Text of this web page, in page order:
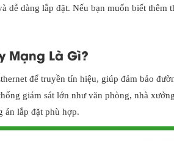
dễ dàng lắp đặt. Nếu bạn muốn biết thêm
Mạng Là Gì?
để truyền tín hiệu, giúp đảm bảo
giám sát lớn như văn phòng, nhà
án lắp đặt phù hợp.